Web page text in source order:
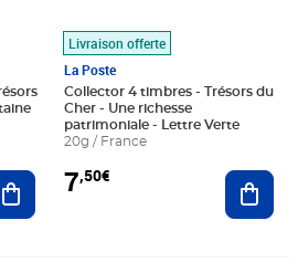
Ajouter au panier
Livraison offerte
La Poste
Collector 4 timbres - Trésors du
Cher - Une richesse
patrimoniale - Lettre Verte
20g / France
7,50€